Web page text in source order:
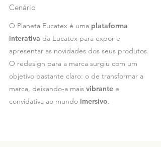
Cenário
O Planeta Eucatex é uma plataforma
interativa da Eucatex para expor e
apresentar as novidades dos seus produtos.
O redesign para a marca surgiu com um
objetivo bastante claro: o de transformar a
marca, deixando-a mais vibrante e
convidativa ao mundo imersivo.